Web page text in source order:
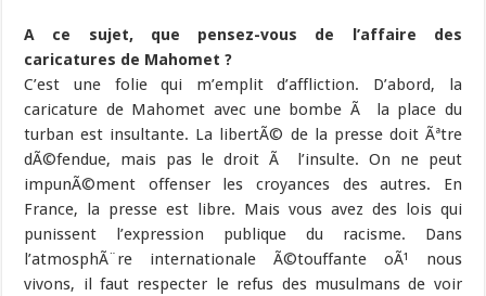
A ce sujet, que pensez-vous de l’affaire des
caricatures de Mahomet ?
C’est une folie qui m’emplit d’affliction. D’abord, la
caricature de Mahomet avec une bombe Ã la place du
turban est insultante. La libertÃ© de la presse doit Ãªtre
dÃ©fendue, mais pas le droit Ã l’insulte. On ne peut
impunÃ©ment offenser les croyances des autres. En
France, la presse est libre. Mais vous avez des lois qui
punissent l’expression publique du racisme. Dans
l’atmosphÃ¨re internationale Ã©touffante oÃ¹ nous
vivons, il faut respecter le refus des musulmans de voir